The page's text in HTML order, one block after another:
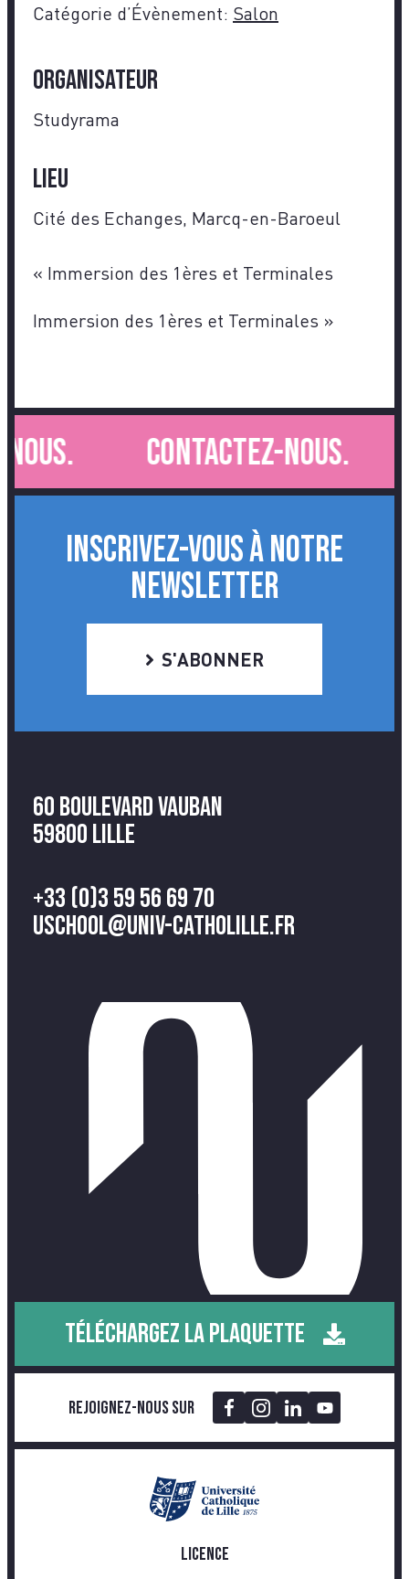
Catégorie d’Évènement: Salon
Organisateur
Studyrama
Lieu
Cité des Echanges, Marcq-en-Baroeul
« Immersion des 1ères et Terminales
Immersion des 1ères et Terminales »
Contactez-nous.
INSCRIVEZ-VOUS À NOTRE
NEWSLETTER
S'ABONNER
60 Boulevard Vauban
59800 Lille
+33 (0)3 59 56 69 70
uschool@univ-catholille.fr
TÉLÉCHARGEZ LA PLAQUETTE
Rejoignez-nous sur
LICENCE